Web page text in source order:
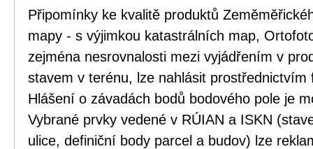
Připomínky ke kvalitě produktů
mapy - s výjimkou katastrálních map,
zejména nesrovnalosti mezi vyjádřením v
stavem v terénu, lze nahlásit
Hlášení o závadách bodů bodového pole je
Vybrané prvky vedené v RÚIAN a ISKN
ulice, definiční body parcel a budov) lze